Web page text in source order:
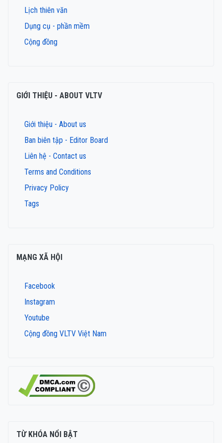
Lịch thiên văn
Dụng cụ - phần mềm
Cộng đồng
GIỚI THIỆU - ABOUT VLTV
Giới thiệu - About us
Ban biên tập - Editor Board
Liên hệ - Contact us
Terms and Conditions
Privacy Policy
Tags
MẠNG XÃ HỘI
Facebook
Instagram
Youtube
Cộng đồng VLTV Việt Nam
TỪ KHÓA NỔI BẬT